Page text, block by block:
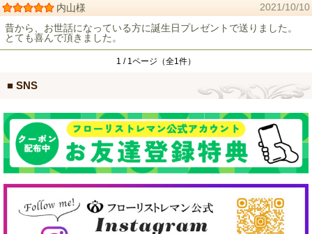
内山様
2021/10/10
昔から、お世話になっている方に誕生日プレゼントで送りました。
とても喜んで頂きました。
1 / 1ページ（全1件）
■ SNS